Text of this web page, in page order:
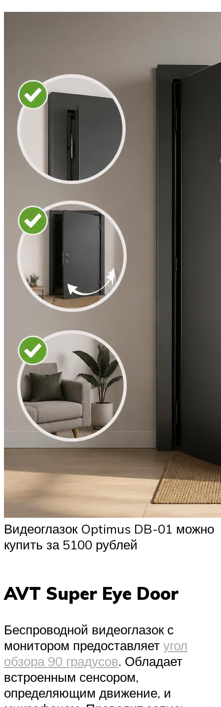
Видеоглазок Optimus DB-01 можно
купить за 5100 рублей
AVT Super Eye Door
Беспроводной видеоглазок с
монитором предоставляет угол
обзора 90 градусов. Обладает
встроенным сенсором,
определяющим движение, и